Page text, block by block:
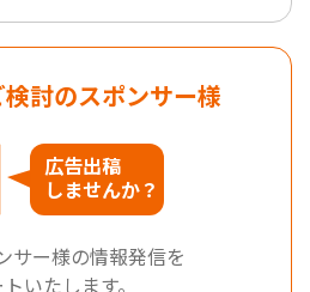
討のスポンサー様
広告出稿
しませんか？
サー様の情報発信を
いたします。